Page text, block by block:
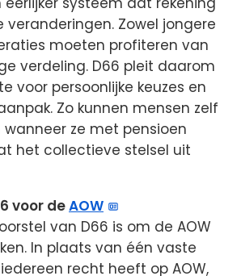
Zowel jongere
moeten profiteren van
verdeling. D66 pleit daarom
voor persoonlijke keuzes en
Zo kunnen mensen zelf
ze met pensioen
het collectieve stelsel uit
voor deAOW
van D66 is om de AOW
In plaats van één vaste
recht heeft op AOW,